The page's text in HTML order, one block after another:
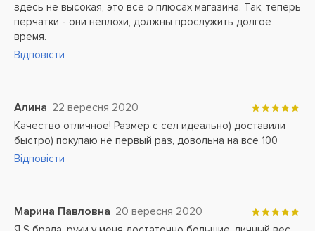
здесь не высокая, это все о плюсах магазина. Так, теперь
перчатки - они неплохи, должны прослужить долгое
время.
Відповісти
Алина 22 вересня 2020
Качество отличное! Размер с сел идеально) доставили
быстро) покупаю не первый раз, довольна на все 100
Відповісти
Марина Павловна 20 вересня 2020